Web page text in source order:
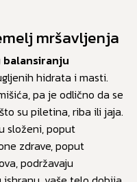
mršavljenja
balansiranju
hidrata i masti.
pa je odlično da se
su piletina, riba ili jaja.
složeni, poput
zdrave, poput
podržavaju